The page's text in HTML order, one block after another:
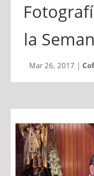
la
Mar 26, 2017 |